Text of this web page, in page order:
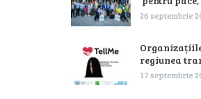
26 septembrie
regiunea
17 septembrie